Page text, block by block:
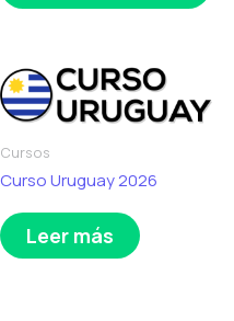
Cursos
Curso Uruguay 2026
Leer más